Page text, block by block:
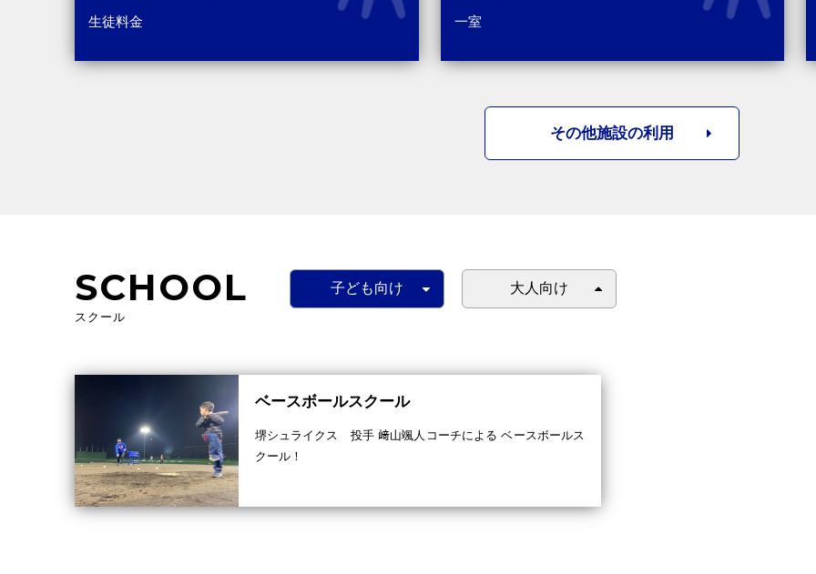
生徒料金 一室
その他施設の利用
SCHOOL
スクール
子ども向け 大人向け
ベースボールスクール
堺シュライクス 投手 﨑山颯人コーチによる ベースボールス
クール！